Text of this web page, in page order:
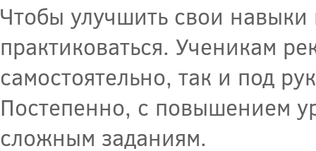
Чтобы улучшить свои
практиковаться. Ученикам
самостоятельно, так и под
Постепенно, с повышением
сложным заданиям.